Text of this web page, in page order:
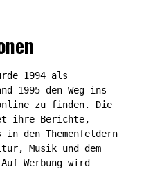
1994 als
1995 den Weg ins
zu finden. Die
ihre Berichte,
den Themenfeldern
Musik und dem
Werbung wird